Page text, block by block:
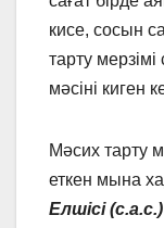
кисе, сосын
тарту мерзiмi
мәсiнi киген
Мәсих тарту
еткен мына
Елшісі